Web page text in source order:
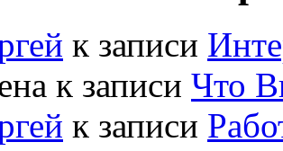
к записи
к записи Что
к записи